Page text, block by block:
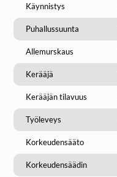
Käynnistys
Puhallussuunta
Allemurskaus
Kerääjä
Kerääjän tilavuus
Työleveys
Korkeudensääto
Korkeudensäädin